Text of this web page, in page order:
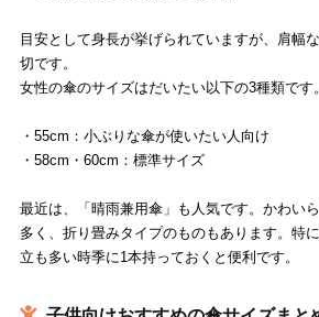
目安として身長が挙げられていますが、肩幅
切です。
女性の傘のサイズはだいたい以下の3種類です。
・55cm：小ぶりな傘が使いたい人向け
・58cm・60cm：標準サイズ
最近は、「晴雨兼用傘」も人気です。かわい
多く、折り畳みタイプのものもあります。特
立も多い時季に1本持っておくと便利です。